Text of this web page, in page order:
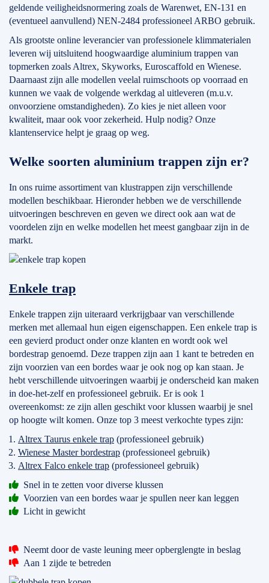
geldende veiligheidsnormering zoals de Warenwet, EN-131 en
(eventueel aanvullend) NEN-2484 professioneel ARBO gebruik.
Als grootste online leverancier van professionele klimmaterialen
leveren wij uitsluitend hoogwaardige aluminium trappen van
topmerken zoals Altrex, Skyworks, Euroscaffold en Wienese.
Daarnaast zijn alle modellen veelal ruimschoots op voorraad en
kunnen we vaak de volgende werkdag al uitleveren (m.u.v.
onvoorziene omstandigheden). Zo kies je niet alleen voor
kwaliteit, maar ook voor zekerheid. Hulp nodig? Onze
klantenservice helpt je graag op weg.
Welke soorten aluminium trappen zijn er?
In ons ruime assortiment van klustrappen zijn verschillende
modellen beschikbaar. Hieronder hebben we de verschillende
uitvoeringen beschreven en geven we direct ook aan wat de
voordelen zijn en welke modellen het meest gangbaar zijn in de
markt.
Enkele trap
Enkele trappen zijn uiteraard verkrijgbaar van verschillende
merken met allemaal hun eigen eigenschappen. Een enkele trap is
een gevierd product onder onze klanten en wordt ook wel
bordestrap genoemd. Deze trappen zijn aan 1 kant te betreden en
zijn voorzien van een bordes waar je ook nog op kan staan. Je
hebt verschillende uitvoeringen waarbij je onderscheid kan maken
in doe-het-zelf en professioneel gebruik. Er is ook 1
overeenkomst: ze zijn allen geschikt voor klussen waarbij je snel
op hoogte wilt komen. Onze top 3 meest verkochte types zijn:
Altrex Taurus enkele trap (professioneel gebruik)
Wienese Master bordestrap (professioneel gebruik)
Altrex Falco enkele trap (professioneel gebruik)
Snel in te zetten voor diverse klussen
Voorzien van een bordes waar je spullen neer kan leggen
Licht in gewicht
Neemt door de vaste leuning meer opberglengte in beslag
Aan 1 zijde te betreden